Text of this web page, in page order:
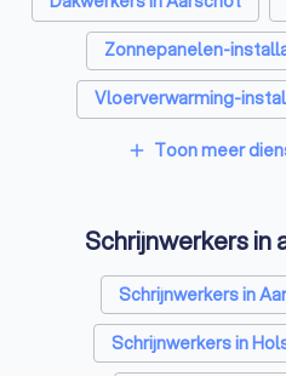
Zonnepanelen-
Vloerverwarming-
Airco
Laadpaal
Zonwering
Warmtepomp
add Toon meer
Schrijnwerkers in
Schrijnwerkers in
Schrijnwerkers in